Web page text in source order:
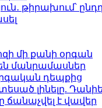
թիրախում՝
մի քանի օրգան
մանրամասներ
դեպքից
լինելը.
ճանաչվել է վավեր